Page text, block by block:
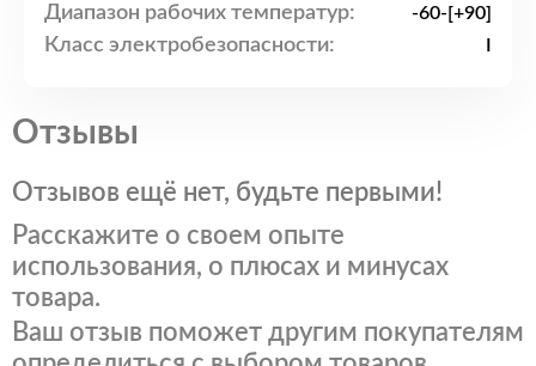
Диапазон рабочих температур: -60-[+90]
Класс электробезопасности:
Отзывы
Отзывов ещё нет, будьте первыми!
Расскажите о своем опыте
использования, о плюсах и минусах
товара.
Ваш отзыв поможет другим покупателям